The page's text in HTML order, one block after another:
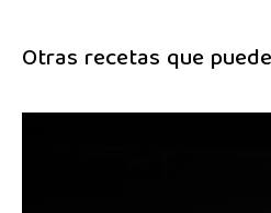
Otras recetas que